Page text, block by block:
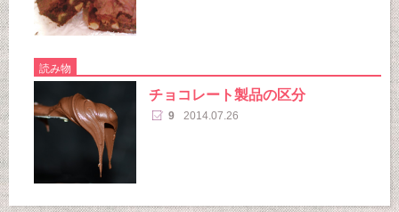
読み物
チョコレート製品の区分
9 2014.07.26